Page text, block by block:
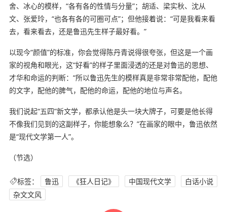
舍、冰心的模样，“各有各的性情与分量”；胡适、梁实秋、沈从
文、张爱玲，“也各有各的可圈可点”；但他接着说：“可是我看来看
去，看来看去，还是鲁迅先生样子最好看。”
以现今“颜值”的标准，你会觉得陈丹青说得很夸张，但这是一个画
家的视角和眼光，这“好看”的样子里面浸透的还是对鲁迅的思想、
才华和命运的判断：“所以鲁迅先生的模样真是非常非常配他，配他
的文字，配他的脾气，配他的命运，配他的地位与声名。
我们说起“五四”新文学，都承认他是头一块大牌子，可要是他长得
不像我们见到的这副样子，你能想象么？”在画家的眼中，鲁迅依然
是“现代文学第一人”。
（节选）
标签： 鲁迅 《狂人日记》 中国现代文学
白话小说
杂文文风